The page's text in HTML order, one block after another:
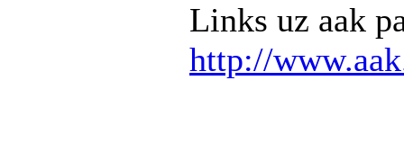
Links uz aak
http://